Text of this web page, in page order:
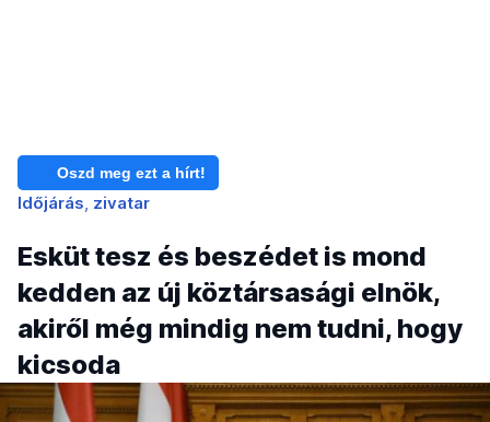
Oszd meg ezt a hírt!
Időjárás zivatar
Esküt tesz és beszédet is mond
kedden az új köztársasági elnök,
akiről még mindig nem tudni, hogy
kicsoda